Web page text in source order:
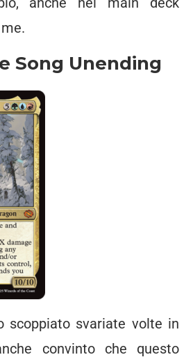
Song Unending
scoppiato svariate volte in
convinto che questo